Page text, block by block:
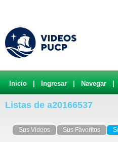
Inicio Ingresar Navegar
Listas de a20166537
Sus Videos Sus Favoritos